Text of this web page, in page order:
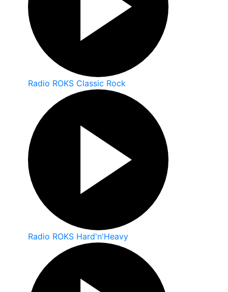
Radio ROKS Classic Rock
Radio ROKS Hard'n'Heavy